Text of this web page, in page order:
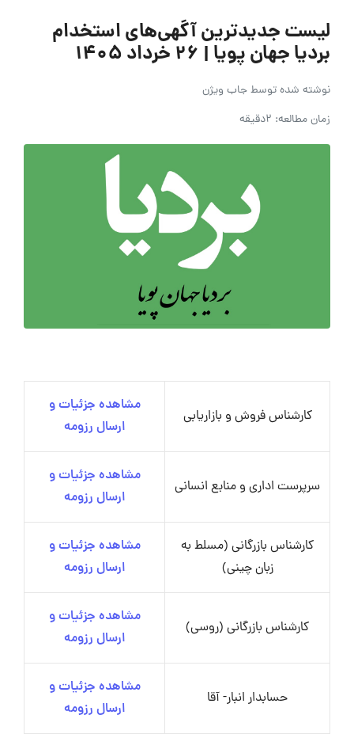
لیست جدیدترین آگهی‌های استخدام
بردیا جهان پویا | ۲۶ خرداد ۱۴۰۵
نوشته شده توسطجاب ویژن
زمان مطالعه: 2دقیقه
کارشناس فروش و بازاریابی
مشاهده جزئیات و
ارسال رزومه
سرپرست اداری و منابع انسانی
مشاهده جزئیات و
ارسال رزومه
کارشناس بازرگانی (مسلط به
زبان چینی)
مشاهده جزئیات و
ارسال رزومه
کارشناس بازرگانی (روسی)
مشاهده جزئیات و
ارسال رزومه
حسابدار انبار- آقا
مشاهده جزئیات و
ارسال رزومه